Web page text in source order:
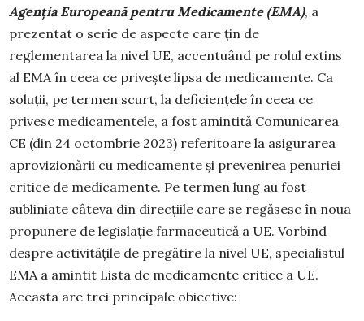
Agenția Europeană pentru Medicamente (EMA), a
prezentat o serie de aspecte care țin de
reglementarea la nivel UE, accentuând pe rolul extins
al EMA în ceea ce privește lipsa de medicamente. Ca
soluții, pe termen scurt, la deficiențele în ceea ce
privesc medicamentele, a fost amintită Comunicarea
CE (din 24 octombrie 2023) referitoare la asigurarea
aprovizionării cu medicamente și prevenirea penuriei
critice de medicamente. Pe termen lung au fost
subliniate câteva din direcțiile care se regăsesc în noua
propunere de legislație farmaceutică a UE. Vorbind
despre activitățile de pregătire la nivel UE, specialistul
EMA a amintit Lista de medicamente critice a UE.
Aceasta are trei principale obiective: